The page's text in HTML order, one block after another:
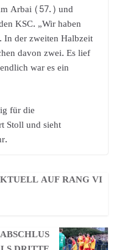
Arbai (57.) und
KSC. „Wir haben
der zweiten Halbzeit
davon zwei. Es lief
war es ein
für die
Stoll und sieht
AUF RANG VI